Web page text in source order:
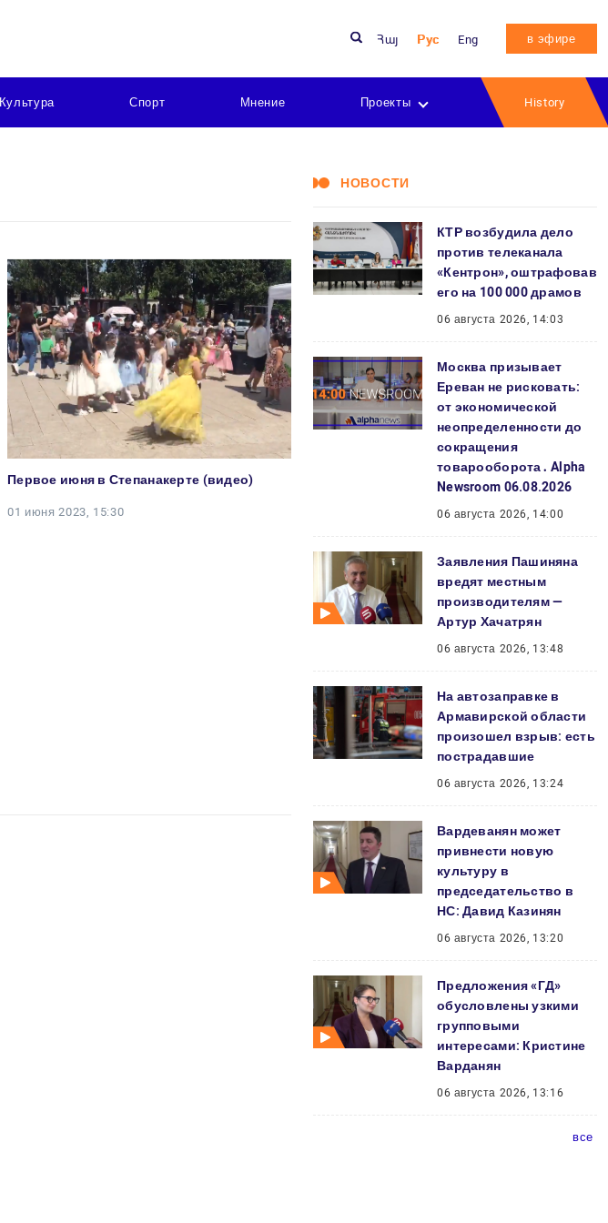
Հայ Рус Eng в эфире
Культура Спорт Мнение Проекты History
Первое июня в Степанакерте (видео)
01 июня 2023, 15:30
НОВОСТИ
КТР возбудила дело
против телеканала
«Кентрон», оштрафовав
его на 100 000 драмов
06 августа 2026, 14:03
Москва призывает
Ереван не рисковать:
от экономической
неопределенности до
сокращения
товарооборота․ Alpha
Newsroom 06.08.2026
06 августа 2026, 14:00
Заявления Пашиняна
вредят местным
производителям —
Артур Хачатрян
06 августа 2026, 13:48
На автозаправке в
Армавирской области
произошел взрыв: есть
пострадавшие
06 августа 2026, 13:24
Вардеванян может
привнести новую
культуру в
председательство в
НС: Давид Казинян
06 августа 2026, 13:20
Предложения «ГД»
обусловлены узкими
групповыми
интересами: Кристине
Варданян
06 августа 2026, 13:16
все